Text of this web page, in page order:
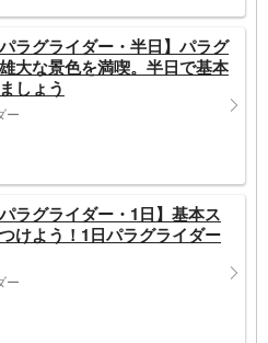
パラグライダー・半日】パラグ
大な景色を満喫。半日で基本
しょう
ー
パラグライダー・1日】基本ス
けよう！1日パラグライダー
ー